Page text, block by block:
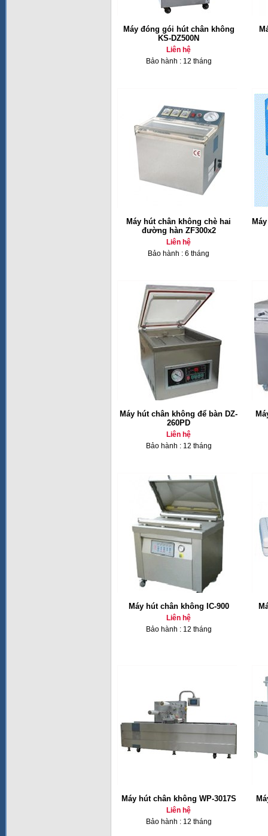
Máy đóng gói hút chân không
KS-DZ500N
Liên hệ
Bảo hành : 12 tháng
Máy hút chân không chè hai
đường hàn ZF300x2
Liên hệ
Bảo hành : 6 tháng
Máy hút chân không để bàn DZ-
260PD
Liên hệ
Bảo hành : 12 tháng
Máy hút chân không IC-900
Liên hệ
Bảo hành : 12 tháng
Máy hút chân không WP-3017S
Liên hệ
Bảo hành : 12 tháng